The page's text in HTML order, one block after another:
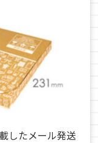
したメール発送